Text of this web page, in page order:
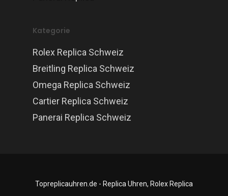
Kategorie
Rolex Replica Schweiz
Breitling Replica Schweiz
Omega Replica Schweiz
Cartier Replica Schweiz
Panerai Replica Schweiz
Topreplicauhren.de - Replica Uhren, Rolex Replica